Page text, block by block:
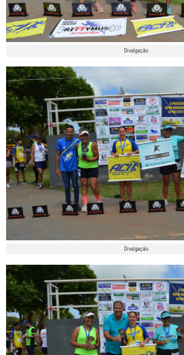
Divulgação
Divulgação